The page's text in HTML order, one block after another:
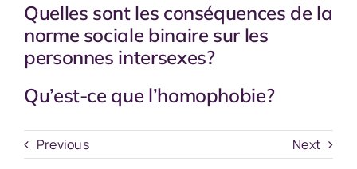
Quelles sont les conséquences de la
norme sociale binaire sur les
personnes intersexes?
Qu’est-ce que l’homophobie?
Previous Next